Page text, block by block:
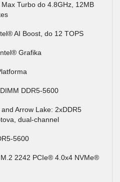
Max Turbo do 4.8GHz, 12MB
AI Boost, do 12 TOPS
Grafika
DDR5-5600
Arrow Lake: 2xDDR5
dual-channel
5600
2242 PCIe® 4.0x4 NVMe®